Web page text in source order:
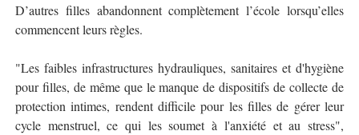
D’autres filles abandonnent complètement l’école lorsqu’elles
commencent leurs règles.
"Les faibles infrastructures hydrauliques, sanitaires et d'hygiène
pour filles, de même que le manque de dispositifs de collecte de
protection intimes, rendent difficile pour les filles de gérer leur
cycle menstruel, ce qui les soumet à l'anxiété et au stress",